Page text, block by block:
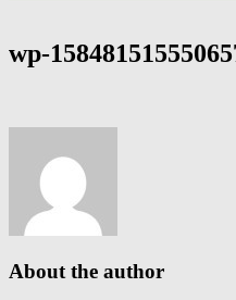
wp-
About the author